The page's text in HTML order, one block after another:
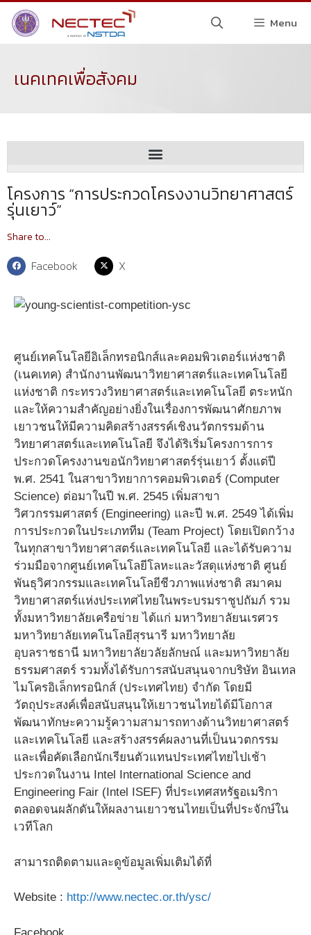
Menu
เนคเทคเพื่อสังคม
โครงการ “การประกวดโครงงานวิทยาศาสตร์
รุ่นเยาว์”
Share to...
Facebook X
ศูนย์เทคโนโลยีอิเล็กทรอนิกส์และคอมพิวเตอร์แห่งชาติ
(เนคเทค) สำนักงานพัฒนาวิทยาศาสตร์และเทคโนโลยี
แห่งชาติ กระทรวงวิทยาศาสตร์และเทคโนโลยี ตระหนัก
และให้ความสำคัญอย่างยิ่งในเรื่องการพัฒนาศักยภาพ
เยาวชนให้มีความคิดสร้างสรรค์เชิงนวัตกรรมด้าน
วิทยาศาสตร์และเทคโนโลยี จึงได้ริเริ่มโครงการการ
ประกวดโครงงานขอนักวิทยาศาสตร์รุ่นเยาว์ ตั้งแต่ปี
พ.ศ. 2541 ในสาขาวิทยาการคอมพิวเตอร์ (Computer
Science) ต่อมาในปี พ.ศ. 2545 เพิ่มสาขา
วิศวกรรมศาสตร์ (Engineering) และปี พ.ศ. 2549 ได้เพิ่ม
การประกวดในประเภททีม (Team Project) โดยเปิดกว้าง
ในทุกสาขาวิทยาศาสตร์และเทคโนโลยี และได้รับความ
ร่วมมือจากศูนย์เทคโนโลยีโลหะและวัสดุแห่งชาติ ศูนย์
พันธุวิศวกรรมและเทคโนโลยีชีวภาพแห่งชาติ สมาคม
วิทยาศาสตร์แห่งประเทศไทยในพระบรมราชูปถัมภ์ รวม
ทั้งมหาวิทยาลัยเครือข่าย ได้แก่ มหาวิทยาลัยนเรศวร
มหาวิทยาลัยเทคโนโลยีสุรนารี มหาวิทยาลัย
อุบลราชธานี มหาวิทยาลัยวลัยลักษณ์ และมหาวิทยาลัย
ธรรมศาสตร์ รวมทั้งได้รับการสนับสนุนจากบริษัท อินเทล
ไมโครอิเล็กทรอนิกส์ (ประเทศไทย) จำกัด โดยมี
วัตถุประสงค์เพื่อสนับสนุนให้เยาวชนไทยได้มีโอกาส
พัฒนาทักษะความรู้ความสามารถทางด้านวิทยาศาสตร์
และเทคโนโลยี และสร้างสรรค์ผลงานที่เป็นนวตกรรม
และเพื่อคัดเลือกนักเรียนตัวแทนประเทศไทยไปเช้า
ประกวดในงาน Intel International Science and
Engineering Fair (Intel ISEF) ที่ประเทศสหรัฐอเมริกา
ตลอดจนผลักดันให้ผลงานเยาวชนไทยเป็นที่ประจักษ์ใน
เวทีโลก
สามารถติดตามและดูข้อมูลเพิ่มเติมได้ที่
Website : http://www.nectec.or.th/ysc/
Facebook